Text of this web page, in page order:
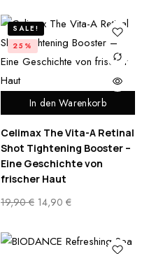
In den Warenkorb
SALE!
25%
Celimax The Vita-A Retinal
Shot Tightening Booster –
Eine Geschichte von
frischer Haut
19,90€ 14,90 €